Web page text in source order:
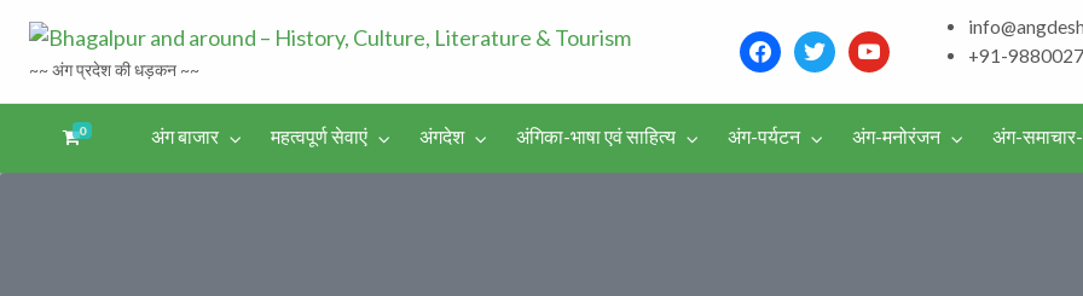
अंगिका-
अंग-
Bhagalpur and
Literature &
~~ अंग प्रदेश की धड़कन ~~
facebooktwitteryoutube
+91-
0 अंग बाजार महत्वपूर्ण सेवाएं अंगदेश अंगिका-भाषा एवं साहित्य अंग-पर्यटन अंग-मनोरंजन अंग-